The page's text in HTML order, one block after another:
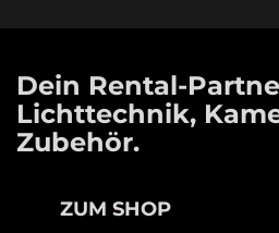
Dein Rental-
Lichttechnik,
Zubehör.
ZUM SHOP